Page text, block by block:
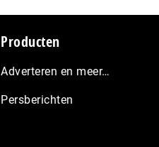
Producten
Adverteren en meer…
Persberichten